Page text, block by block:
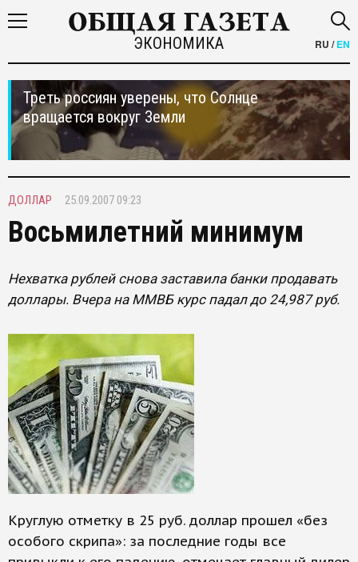
ЭКОНОМИКА RU /EN
Треть россиян уверены, что Солнце
вращается вокруг Земли
ДОЛЛАР 25.09.2007 09:23
Восьмилетний минимум
Нехватка рублей снова заставила банки продавать
доллары. Вчера на ММВБ курс падал до 24,987 руб.
Круглую отметку в 25 руб. доллар прошел «без
особого скрипа»: за последние годы все